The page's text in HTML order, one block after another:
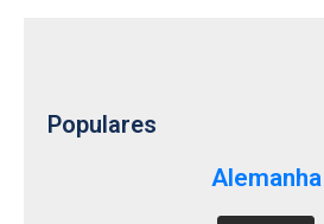
Populares
Alemanha